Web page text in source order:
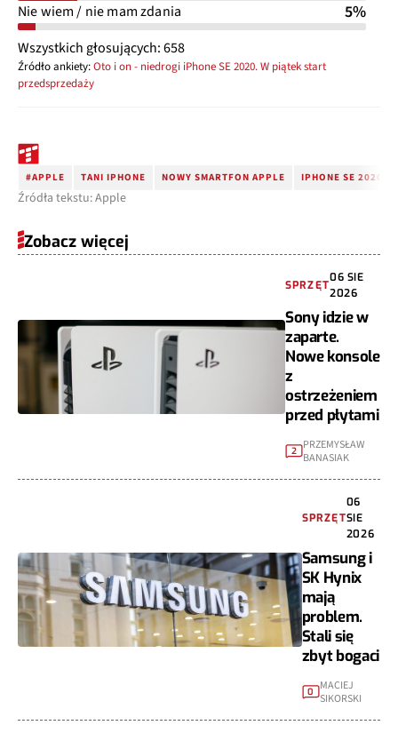
Nie wiem / nie mam zdania 5%
Wszystkich głosujących: 658
Źródło ankiety:Oto i on - niedrogi iPhone SE 2020. W piątek start
przedsprzedaży
#APPLE TANI IPHONE NOWY SMARTFON APPLE IPHONE SE 2020
Źródła tekstu: Apple
Zobacz więcej
SPRZĘT
06 SIE
2026
Sony idzie w
zaparte.
Nowe konsole
z
ostrzeżeniem
przed płytami
2 PRZEMYSŁAW
BANASIAK
SPRZĘT
06
SIE
2026
Samsung i
SK Hynix
mają
problem.
Stali się
zbyt bogaci
0 MACIEJ
SIKORSKI